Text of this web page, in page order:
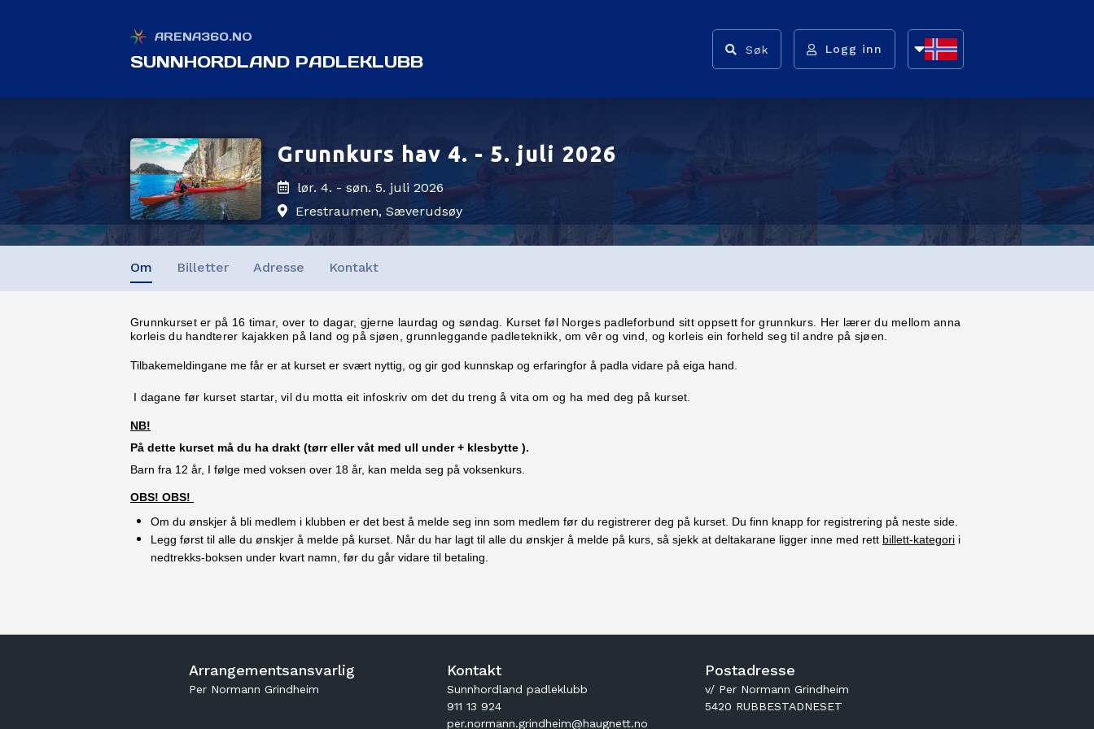
ARENA360.NO
SUNNHORDLAND PADLEKLUBB
Søk Logg inn
Grunnkurs hav 4. - 5. juli 2026
lør. 4. - søn. 5. juli 2026
Erestraumen, Sæverudsøy
Om Billetter Adresse Kontakt
Grunnkurset er på 16 timar, over to dagar, gjerne laurdag og søndag. Kurset føl Norges padleforbund sitt oppsett for grunnkurs. Her lærer du mellom anna
korleis du handterer kajakken på land og på sjøen, grunnleggande padleteknikk, om vêr og vind, og korleis ein forheld seg til andre på sjøen.
Tilbakemeldingane me får er at kurset er svært nyttig, og gir god kunnskap og erfaringfor å padla vidare på eiga hand.
I dagane før kurset startar, vil du motta eit infoskriv om det du treng å vita om og ha med deg på kurset.
NB!
På dette kurset må du ha drakt (tørr eller våt med ull under + klesbytte ).
Barn fra 12 år, I følge med voksen over 18 år, kan melda seg på voksenkurs.
OBS! OBS!
Om du ønskjer å bli medlem i klubben er det best å melde seg inn som medlem før du registrerer deg på kurset. Du finn knapp for registrering på neste side.
Legg først til alle du ønskjer å melde på kurset. Når du har lagt til alle du ønskjer å melde på kurs, så sjekk at deltakarane ligger inne med rett billett-kategori i
nedtrekks-boksen under kvart namn, før du går vidare til betaling.
Arrangementsansvarlig
Per Normann Grindheim
Kontakt
Sunnhordland padleklubb
911 13 924
per.normann.grindheim@haugnett.no
Postadresse
v/ Per Normann Grindheim
5420 RUBBESTADNESET